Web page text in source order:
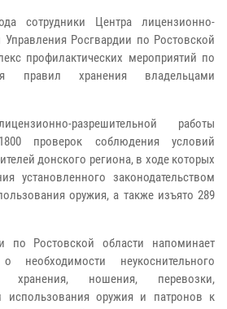
сотрудники Центра лицензионно-
Управления Росгвардии по Ростовской
профилактических мероприятий по
правил хранения владельцами
разрешительной работы
проверок соблюдения условий
донского региона, в ходе которых
установленного законодательством
оружия, а также изъято 289
по Ростовской области напоминает
необходимости неукоснительного
хранения, ношения, перевозки,
использования оружия и патронов к